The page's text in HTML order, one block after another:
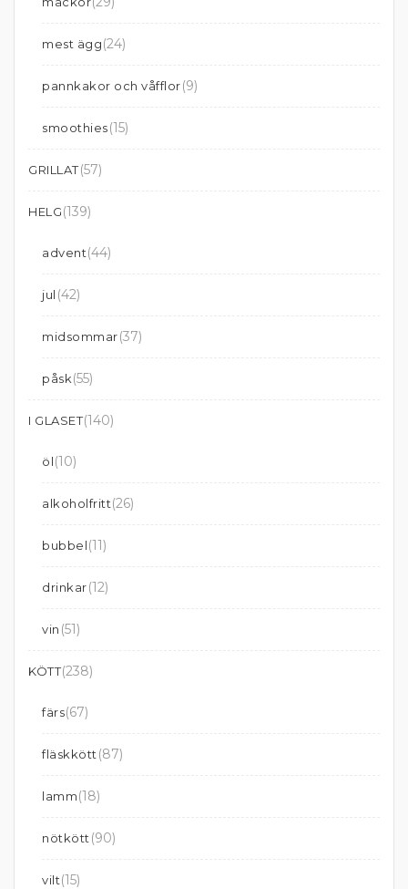
mest ägg(24)
pannkakor och våfflor(9)
smoothies(15)
GRILLAT(57)
HELG(139)
advent(44)
jul (42)
midsommar(37)
påsk(55)
I GLASET(140)
öl(10)
alkoholfritt(26)
bubbel(11)
drinkar(12)
vin (51)
KÖTT(238)
färs(67)
fläskkött (87)
lamm(18)
nötkött (90)
vilt(15)